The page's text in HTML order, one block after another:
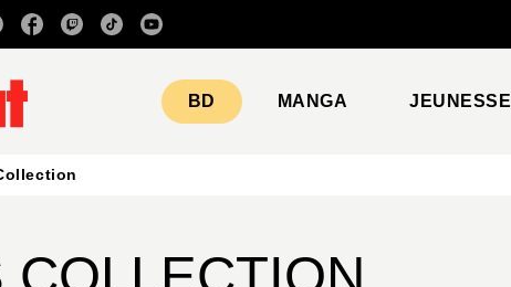
CONTENU
BD MANGA JEUNESSE